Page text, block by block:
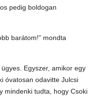
pedig boldogan
barátom!” mondta
Egyszer, amikor egy
óvatosan odavitte Julcsi
mindenki tudta, hogy Csoki